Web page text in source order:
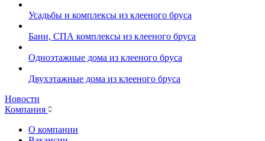
Усадьбы и комплексы из клееного бруса
Бани, СПА комплексы из клееного бруса
Одноэтажные дома из клееного бруса
Двухэтажные дома из клееного бруса
Новости
Компания
О компании